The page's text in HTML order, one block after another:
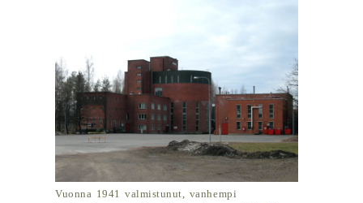
Vuonna 1941 valmistunut, vanhempi